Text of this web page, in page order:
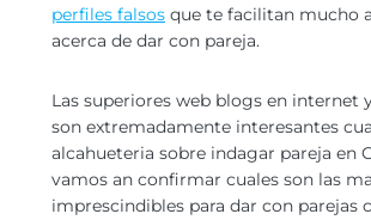
perfiles falsos que te facilitan mucho
acerca de dar con pareja.
Las superiores web blogs en internet
son extremadamente interesantes
alcahueteria sobre indagar pareja en
vamos an confirmar cuales son las
imprescindibles para dar con parejas